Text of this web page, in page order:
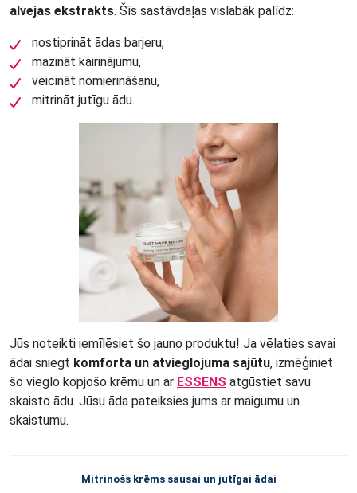
alvejas ekstrakts. Šīs sastāvdaļas vislabāk palīdz:
nostiprināt ādas barjeru,
mazināt kairinājumu,
veicināt nomierināšanu,
mitrināt jutīgu ādu.
Jūs noteikti iemīlēsiet šo jauno produktu! Ja vēlaties savai
ādai sniegt komforta un atvieglojuma sajūtu, izmēģiniet
šo vieglo kopjošo krēmu un ar ESSENS atgūstiet savu
skaisto ādu. Jūsu āda pateiksies jums ar maigumu un
skaistumu.
Mitrinošs krēms sausai un jutīgai ādai